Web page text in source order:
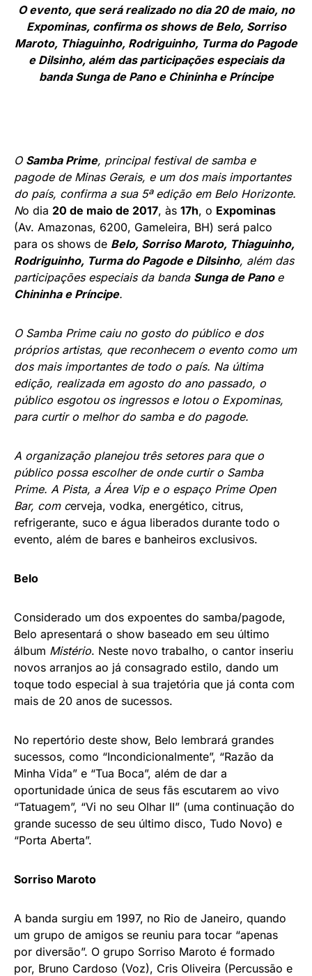
O evento, que será realizado no dia 20 de maio, no
Expominas, confirma os shows de Belo, Sorriso
Maroto, Thiaguinho, Rodriguinho, Turma do Pagode
e Dilsinho, além das participações especiais da
banda Sunga de Pano e Chininha e Príncipe
O Samba Prime, principal festival de samba e
pagode de Minas Gerais, e um dos mais importantes
do país, confirma a sua 5ª edição em Belo Horizonte.
No dia 20 de maio de 2017, às 17h, o Expominas
(Av. Amazonas, 6200, Gameleira, BH) será palco
para os shows de Belo, Sorriso Maroto, Thiaguinho,
Rodriguinho, Turma do Pagode e Dilsinho, além das
participações especiais da banda Sunga de Pano e
Chininha e Príncipe.
O Samba Prime caiu no gosto do público e dos
próprios artistas, que reconhecem o evento como um
dos mais importantes de todo o país. Na última
edição, realizada em agosto do ano passado, o
público esgotou os ingressos e lotou o Expominas,
para curtir o melhor do samba e do pagode.
A organização planejou três setores para que o
público possa escolher de onde curtir o Samba
Prime. A Pista, a Área Vip e o espaço Prime Open
Bar, com cerveja, vodka, energético, citrus,
refrigerante, suco e água liberados durante todo o
evento, além de bares e banheiros exclusivos.
Belo
Considerado um dos expoentes do samba/pagode,
Belo apresentará o show baseado em seu último
álbum Mistério. Neste novo trabalho, o cantor inseriu
novos arranjos ao já consagrado estilo, dando um
toque todo especial à sua trajetória que já conta com
mais de 20 anos de sucessos.
No repertório deste show, Belo lembrará grandes
sucessos, como “Incondicionalmente”, “Razão da
Minha Vida” e “Tua Boca”, além de dar a
oportunidade única de seus fãs escutarem ao vivo
“Tatuagem”, “Vi no seu Olhar II” (uma continuação do
grande sucesso de seu último disco, Tudo Novo) e
“Porta Aberta”.
Sorriso Maroto
A banda surgiu em 1997, no Rio de Janeiro, quando
um grupo de amigos se reuniu para tocar “apenas
por diversão”. O grupo Sorriso Maroto é formado
por, Bruno Cardoso (Voz), Cris Oliveira (Percussão e